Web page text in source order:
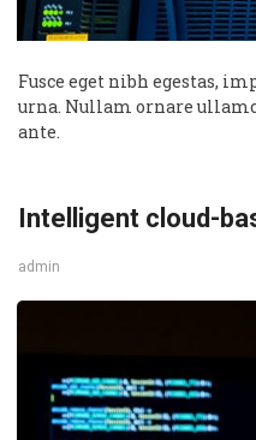
Fusce eget nibh egestas,
urna. Nullam ornare
ante.
Intelligent cloud-
admin